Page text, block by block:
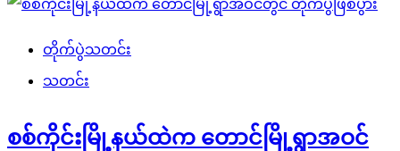
တိုက်ပွဲသတင်း
သတင်း
စစ်ကိုင်းမြို့နယ်ထဲက တောင်မြို့ရွာအဝင်